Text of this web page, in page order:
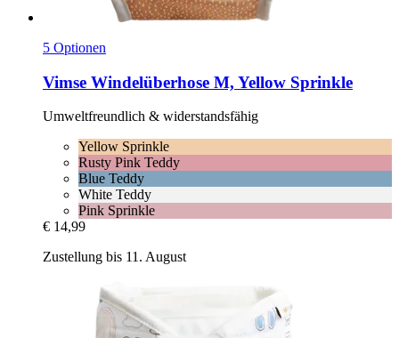
5 Optionen
Vimse Windelüberhose M, Yellow Sprinkle
Umweltfreundlich & widerstandsfähig
Yellow Sprinkle
Rusty Pink Teddy
Blue Teddy
White Teddy
Pink Sprinkle
€ 14,99
Zustellung bis 11. August